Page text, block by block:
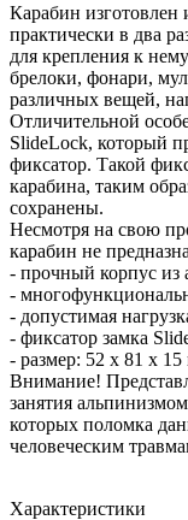
Карабин
практически в два
для крепления к
брелоки, фонари,
различных вещей,
Отличительной
SlideLock, который
фиксатор. Такой
карабина, таким
сохранены.
Несмотря на свою
карабин не
- прочный корпус из
-
- допустимая
- фиксатор замка
- размер: 52 х 81 х
Внимание!
занятия
которых поломка
человеческим
Характеристики